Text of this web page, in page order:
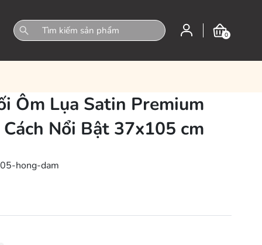
0
Ôm Lụa Satin Premium
Nổi Bật 37x105 cm
hong-dam